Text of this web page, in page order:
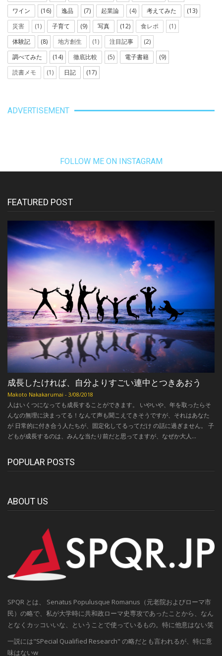
ワイン
(16) 逸品 (7) 起業論 (4) 考えてみた
(13)
災害
(1) 子育て (9) 写真 (12) 食レポ
(1)
体験記
(8) 地方創生 (1) 注目記事
(2)
調べてみた
(14) 徹底比較 (5) 電子書籍
(9)
読書メモ
(1) 日記 (17)
ADVERTISEMENT
FOLLOW ME ON INSTAGRAM
FEATURED POST
成長したければ、自分よりすごい連中とつきあおう
Makoto Nakakarumai - 3/08/2018
人はいくつになっても成長することができます。 いやいや、年を取ったらそ
んなの無理に決まってる！なんて声も聞こえてきそうですが、それはあなた
が 日常的に付き合う人たちが、固定化してるってだけ の話に過ぎません。 子
どもが成長するのは、みんな当たり前だと思ってますが、なぜか大人...
POPULAR POSTS
ABOUT US
SPQR とは、 Senatus Populusque Romanus（元老院およびローマ市
民）の略で、私が大学時に共和政ローマ史専攻であったことから、なん
となくカッコいいな、ということで使っているもの。特に他意はない笑
一説には"SPecial Qualified Research" の略だとも言われるが、特に意
味はないw